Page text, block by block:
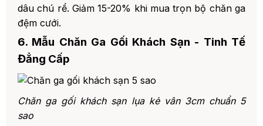
dâu chú rể. Giảm 15-20% khi mua trọn bộ chăn ga
đệm cưới.
6. Mẫu Chăn Ga Gối Khách Sạn - Tinh Tế
Đẳng Cấp
Chăn ga gối khách sạn lụa kẻ vân 3cm chuẩn 5
sao